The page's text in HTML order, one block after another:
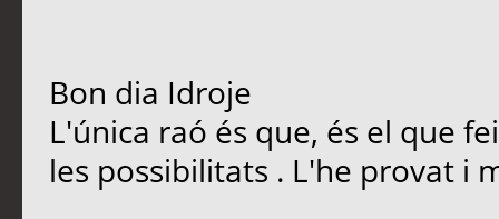
Bon dia Idroje
L'única raó és que, és el que
les possibilitats . L'he provat i